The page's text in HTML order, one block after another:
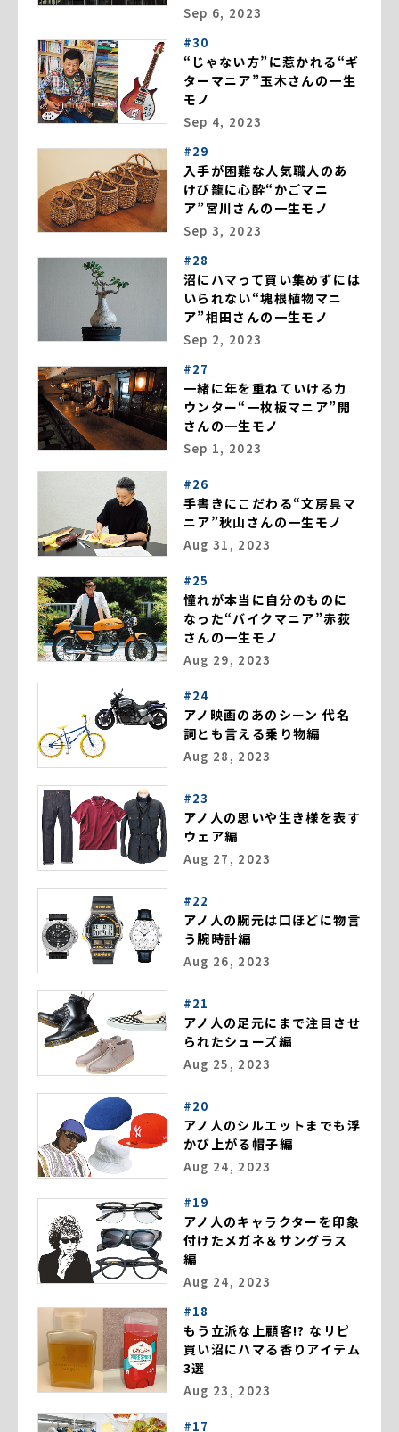
Sep 6, 2023
#30
“じゃない方”に惹かれる“ギ
ターマニア”玉木さんの一生
モノ
Sep 4, 2023
#29
入手が困難な人気職人のあ
けび籠に心酔“かごマニ
ア”宮川さんの一生モノ
Sep 3, 2023
#28
沼にハマって買い集めずには
いられない“塊根植物マニ
ア”相田さんの一生モノ
Sep 2, 2023
#27
一緒に年を重ねていけるカ
ウンター“一枚板マニア”開
さんの一生モノ
Sep 1, 2023
#26
手書きにこだわる“文房具マ
ニア”秋山さんの一生モノ
Aug 31, 2023
#25
憧れが本当に自分のものに
なった“バイクマニア”赤荻
さんの一生モノ
Aug 29, 2023
#24
アノ映画のあのシーン 代名
詞とも言える乗り物編
Aug 28, 2023
#23
アノ人の思いや生き様を表す
ウェア編
Aug 27, 2023
#22
アノ人の腕元は口ほどに物言
う腕時計編
Aug 26, 2023
#21
アノ人の足元にまで注目させ
られたシューズ編
Aug 25, 2023
#20
アノ人のシルエットまでも浮
かび上がる帽子編
Aug 24, 2023
#19
アノ人のキャラクターを印象
付けたメガネ＆サングラス
編
Aug 24, 2023
#18
もう立派な上顧客!? なリピ
買い沼にハマる香りアイテム
3選
Aug 23, 2023
#17